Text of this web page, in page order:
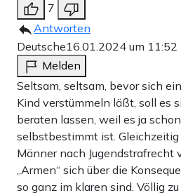
7
Antworten
Deutsche16.01.2024 um 11:52
Melden
Seltsam, seltsam, bevor sich
Kind verstümmeln läßt, soll es
beraten lassen, weil es ja
selbstbestimmt ist.
Männer nach Jugendstrafrecht
„Armen“ sich über die
so ganz im klaren sind. Völlig